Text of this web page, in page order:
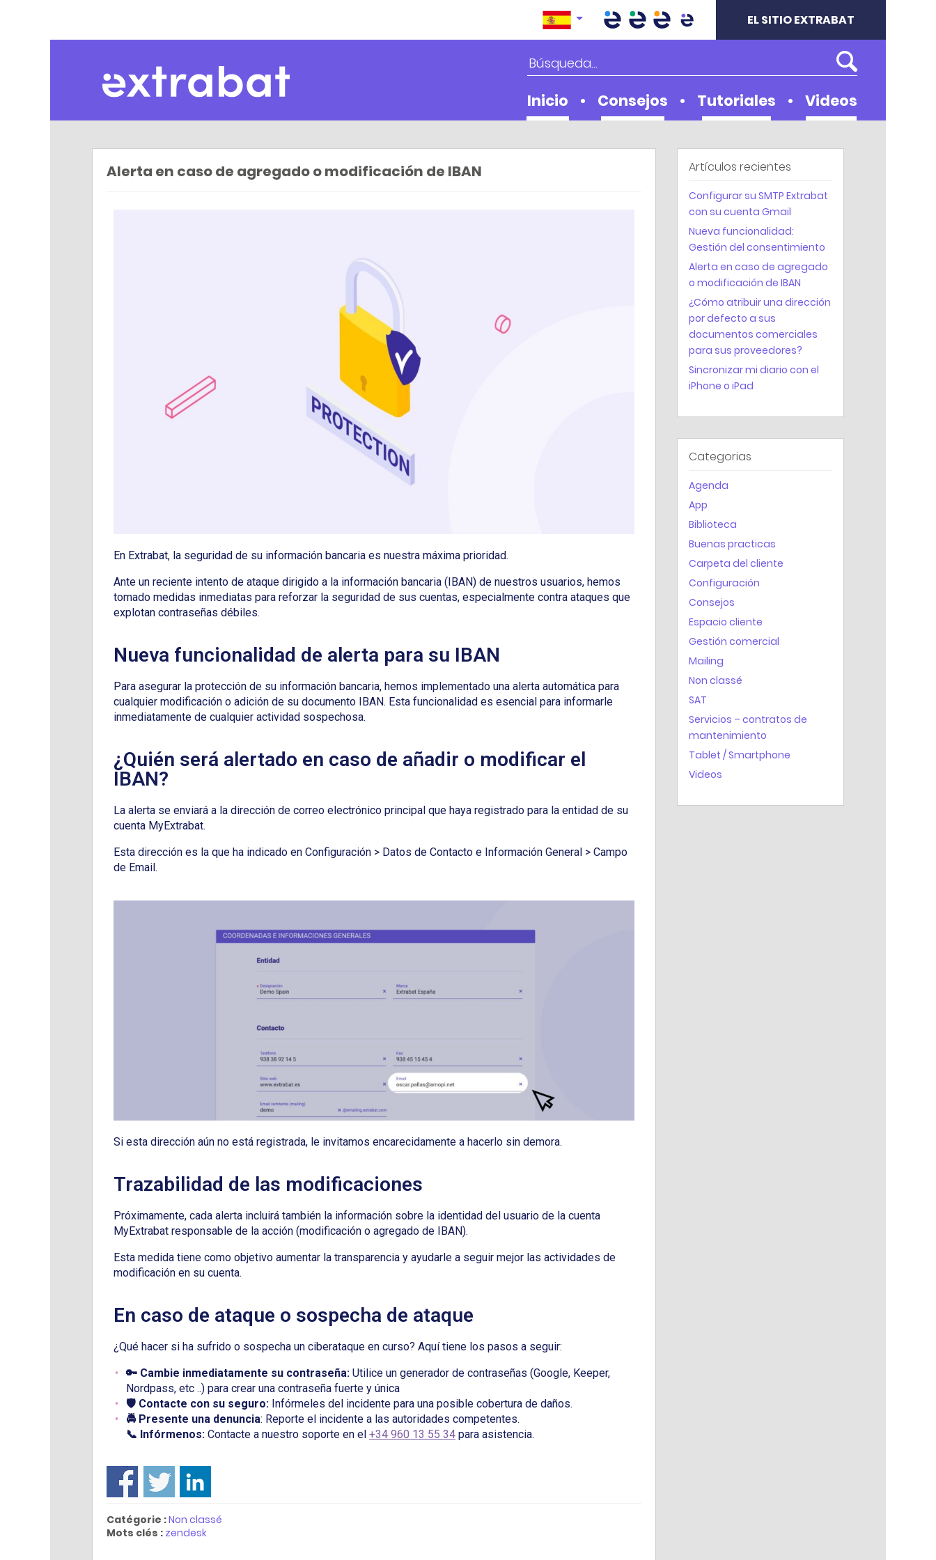
EL SITIO EXTRABAT
Extrabat – Le Blog
Inicio Consejos Tutoriales
Agenda
Biblioteca
Carpeta del cliente
Espacio cliente
Geolocalización
Gestión comercial
Buenas practicas
Servicios – contratos de mantenimiento
Estadísticas
Videos
Alerta en caso de agregado o modificación de IBAN
En Extrabat, la seguridad de su información bancaria es nuestra máxima prioridad.
Ante un reciente intento de ataque dirigido a la información bancaria (IBAN) de nuestros usuarios, hemos
tomado medidas inmediatas para reforzar la seguridad de sus cuentas, especialmente contra ataques que
explotan contraseñas débiles.
Nueva funcionalidad de alerta para su IBAN
Para asegurar la protección de su información bancaria, hemos implementado una alerta automática para
cualquier modificación o adición de su documento IBAN. Esta funcionalidad es esencial para informarle
inmediatamente de cualquier actividad sospechosa.
¿Quién será alertado en caso de añadir o modificar el
IBAN?
La alerta se enviará a la dirección de correo electrónico principal que haya registrado para la entidad de su
cuenta MyExtrabat.
Esta dirección es la que ha indicado en Configuración > Datos de Contacto e Información General > Campo
de Email.
Si esta dirección aún no está registrada, le invitamos encarecidamente a hacerlo sin demora.
Trazabilidad de las modificaciones
Próximamente, cada alerta incluirá también la información sobre la identidad del usuario de la cuenta
MyExtrabat responsable de la acción (modificación o agregado de IBAN).
Esta medida tiene como objetivo aumentar la transparencia y ayudarle a seguir mejor las actividades de
modificación en su cuenta.
En caso de ataque o sospecha de ataque
¿Qué hacer si ha sufrido o sospecha un ciberataque en curso? Aquí tiene los pasos a seguir:
🔑 Cambie inmediatamente su contraseña: Utilice un generador de contraseñas (Google, Keeper,
Nordpass, etc ..) para crear una contraseña fuerte y única
🛡️ Contacte con su seguro: Infórmeles del incidente para una posible cobertura de daños.
🚔 Presente una denuncia: Reporte el incidente a las autoridades competentes.
📞 Infórmenos: Contacte a nuestro soporte en el +34 960 13 55 34 para asistencia.
Catégorie :Non classé
Mots clés : zendesk
Artículos recientes
Configurar su SMTP Extrabat
con su cuenta Gmail
Nueva funcionalidad:
Gestión del consentimiento
Alerta en caso de agregado
o modificación de IBAN
¿Cómo atribuir una dirección
por defecto a sus
documentos comerciales
para sus proveedores?
Sincronizar mi diario con el
iPhone o iPad
Categorias
Agenda
App
Biblioteca
Buenas practicas
Carpeta del cliente
Configuración
Consejos
Espacio cliente
Gestión comercial
Mailing
Non classé
SAT
Servicios – contratos de
mantenimiento
Tablet / Smartphone
Videos